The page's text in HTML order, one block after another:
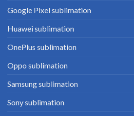
Google Pixel sublimation
Huawei sublimation
OnePlus sublimation
Oppo sublimation
Samsung sublimation
Sony sublimation